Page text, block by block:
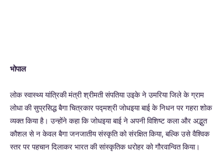
भोपाल
लोक स्वास्थ्य यांत्रिकी मंत्री श्रीमती संपतिया उइके ने उमरिया जिले के ग्राम
लोधा की सुप्रसिद्ध बैगा चित्रकार पद्मश्री जोधइया बाई के निधन पर गहरा शोक
व्यक्त किया है। उन्होंने कहा कि जोधइया बाई ने अपनी विशिष्ट कला और अद्भुत
कौशल से न केवल बैगा जनजातीय संस्कृति को संरक्षित किया, बल्कि उसे वैश्विक
स्तर पर पहचान दिलाकर भारत की सांस्कृतिक धरोहर को गौरवान्वित किया।